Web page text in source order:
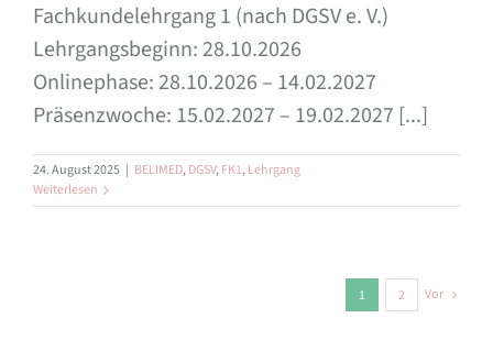
Fachkundelehrgang 1 (nach DGSV e. V.)
Lehrgangsbeginn: 28.10.2026
Onlinephase: 28.10.2026 – 14.02.2027
Präsenzwoche: 15.02.2027 – 19.02.2027 [...]
24. August 2025 | BELIMED,DGSV,FK1,Lehrgang
Weiterlesen
1 2 Vor